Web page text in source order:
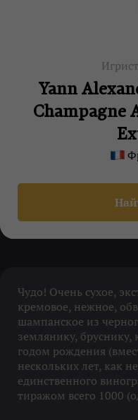
Yann
Champagne
Чудо! Очень сухое,
кремовое, нежное,
шампанское из
землянику,
годом рождения
нескольких лет, как
единственного
тиражом всего 1000